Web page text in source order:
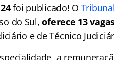
foi publicado! O Tribunal
do Sul,oferece 13
e de Técnico
a